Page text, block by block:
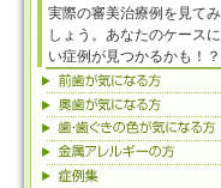
実際の審美治療例を見てみ
しょう。あなたのケース
い症例が見つかるかも！？